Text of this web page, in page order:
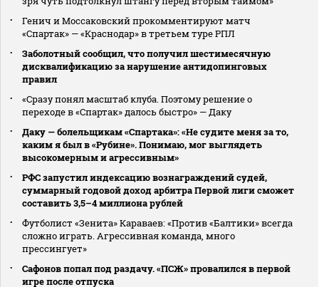
Генич и Моссаковский прокомментируют матч
«Спартак» — «Краснодар» в третьем туре РПЛ
Заболотный сообщил, что получил шестимесячную
дисквалификацию за нарушение антидопинговых
правил
«Сразу понял масштаб клуба. Поэтому решение о
переходе в «Спартак» далось быстро» — Даку
Даку — болельщикам «Спартака»: «Не судите меня за то,
каким я был в «Рубине». Понимаю, мог выглядеть
высокомерным и агрессивным»
РФС запустил индексацию вознаграждений судей,
суммарный годовой доход арбитра Первой лиги сможет
составить 3,5–4 миллиона рублей
Футболист «Зенита» Караваев: «Против «Балтики» всегда
сложно играть. Агрессивная команда, много
прессингует»
Сафонов попал под раздачу. «ПСЖ» провалился в первой
игре после отпуска